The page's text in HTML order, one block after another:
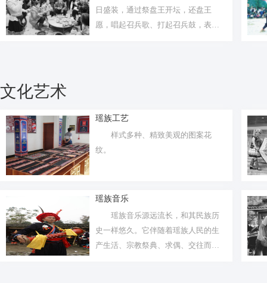
日盛装，通过祭盘王开坛，还盘王
愿，唱起召兵歌、打起召兵鼓，表演
文化艺术
瑶族工艺
样式多种、精致美观的图案花
纹。
瑶族音乐
瑶族音乐源远流长，和其民族历
史一样悠久。它伴随着瑶族人民的生
产生活、宗教祭典、求偶、交往而产